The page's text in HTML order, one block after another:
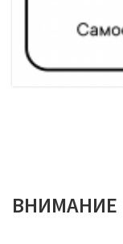
ВНИМАНИЕ